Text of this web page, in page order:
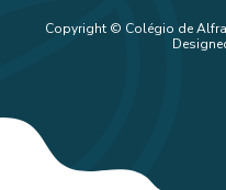
Copyright © Colégio de